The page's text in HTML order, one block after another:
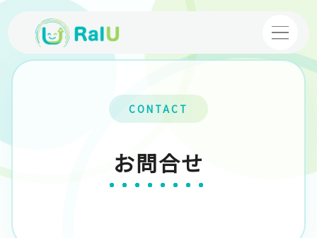
【映像授業】VTuber塾
コース・料金案内
CONTACT
お問合せ